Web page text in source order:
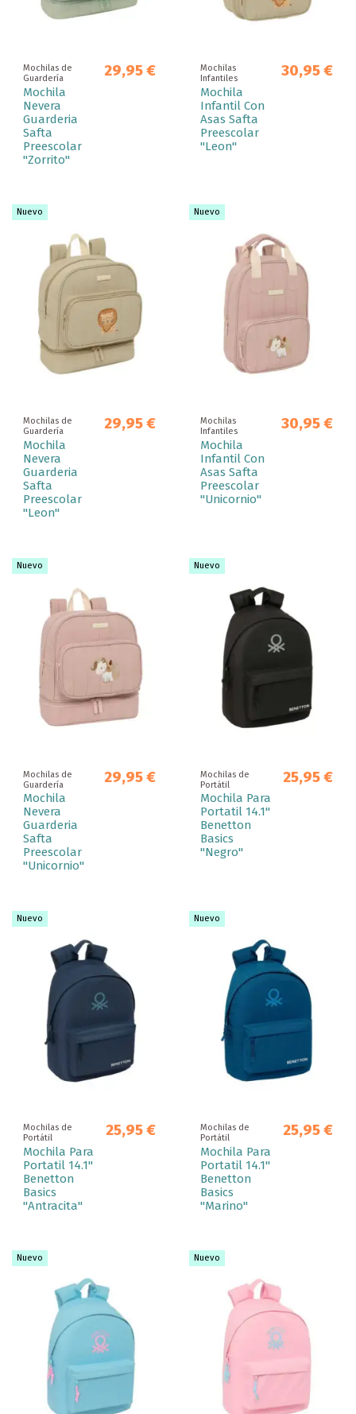
Mochilas de
Guardería
Mochila
Nevera
Guarderia
Safta
Preescolar
"Zorrito"
29,95 €
Mochilas
Infantiles
Mochila
Infantil Con
Asas Safta
Preescolar
"Leon"
30,95 €
Nuevo
Mochilas de
Guardería
Mochila
Nevera
Guarderia
Safta
Preescolar
"Leon"
29,95 €
Nuevo
Mochilas
Infantiles
Mochila
Infantil Con
Asas Safta
Preescolar
"Unicornio"
30,95 €
Nuevo
Mochilas de
Guardería
Mochila
Nevera
Guarderia
Safta
Preescolar
"Unicornio"
29,95 €
Nuevo
Mochilas de
Portátil
Mochila Para
Portatil 14.1"
Benetton
Basics
"Negro"
25,95 €
Nuevo
Mochilas de
Portátil
Mochila Para
Portatil 14.1"
Benetton
Basics
"Antracita"
25,95 €
Nuevo
Mochilas de
Portátil
Mochila Para
Portatil 14.1"
Benetton
Basics
"Marino"
25,95 €
Nuevo Nuevo